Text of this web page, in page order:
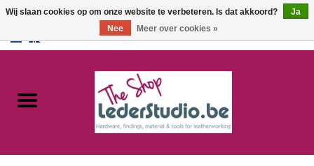
Catalogus
Wij slaan cookies op om onze website te verbeteren. Is dat akkoord?
Ja
Nee
Meer over cookies »